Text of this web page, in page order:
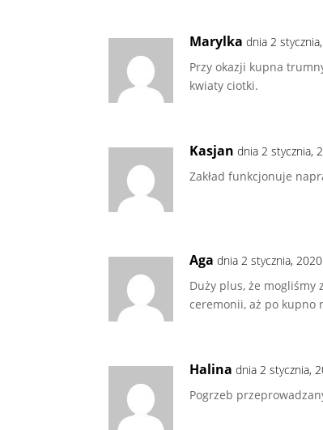
Marylka dnia 2
Przy okazji kupna
kwiaty ciotki.
Kasjan dnia 2 stycznia,
Zakład funkcjonuje
Aga dnia 2 stycznia,
Duży plus, że mogliśmy
ceremonii, aż po kupno
Halina dnia 2 stycznia,
Pogrzeb